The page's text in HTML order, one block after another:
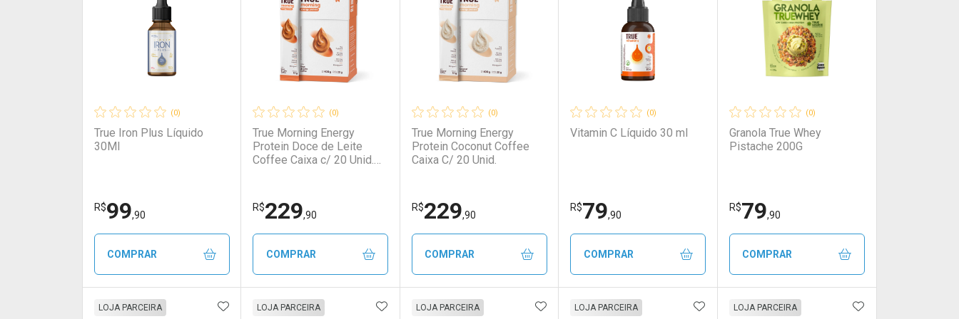
(0)
True Iron Plus Líquido
30Ml
R$99,90
COMPRAR
FECHAR
FECHAR
(0)
True Morning Energy
Protein Doce de Leite
Coffee Caixa c/ 20 Unid.
Caixa c/ 20 Unid.
R$229,90
COMPRAR
FECHAR
FECHAR
(0)
True Morning Energy
Protein Coconut Coffee
Caixa C/ 20 Unid.
R$229,90
COMPRAR
FECHAR
FECHAR
(0)
Vitamin C Líquido 30 ml
R$79,90
COMPRAR
FECHAR
FECHAR
(0)
Granola True Whey
Pistache 200G
R$79,90
COMPRAR
LOJA PARCEIRA ADICIONAR AOS FAVORITOS
LOJA PARCEIRA ADICIONAR AOS FAVORITOS
LOJA PARCEIRA ADICIONAR AOS FAVORITOS
LOJA PARCEIRA ADICIONAR AOS FAVORITOS
LOJA PARCEIRA ADICIONAR AOS